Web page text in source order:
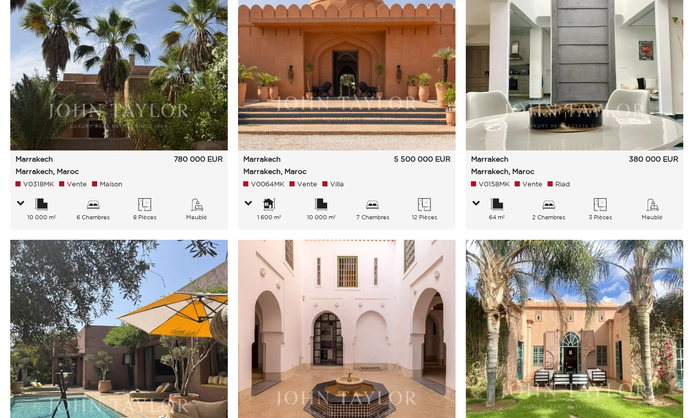
Marrakech
Marrakech, Maroc
780 000 EUR
V0318MK Vente Maison
10 000 m² 6 Chambres 8 Pièces Meublé
Marrakech
Marrakech, Maroc
5 500 000 EUR
V0064MK Vente Villa
1 600 m² 10 000 m² 7 Chambres 12 Pièces
Marrakech
Marrakech, Maroc
380 000 EUR
V0158MK Vente Riad
64 m² 2 Chambres 3 Pièces Meublé